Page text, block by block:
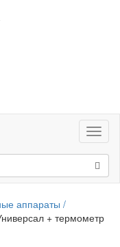
аппараты /
+ термометр